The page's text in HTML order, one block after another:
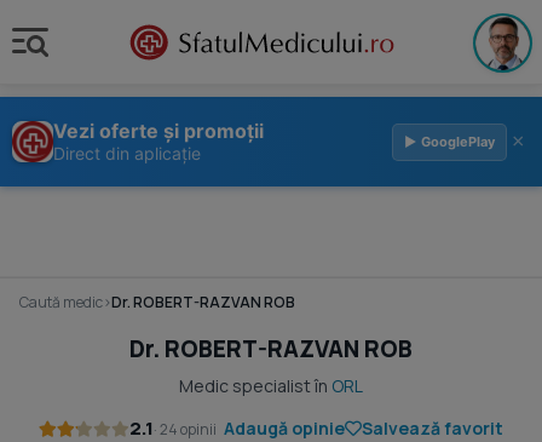
Vezi oferte și promoții
Direct din aplicație
▶ GooglePlay ×
Caută medic›Dr. ROBERT-RAZVAN ROB
Dr. ROBERT-RAZVAN ROB
Medic specialist în ORL
2.1· 24 opinii Adaugă opinie Salvează favorit